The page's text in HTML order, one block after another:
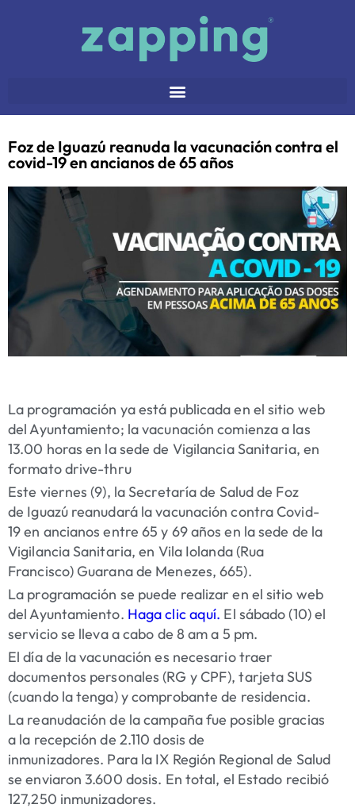
Foz de Iguazú reanuda la vacunación contra el
covid-19 en ancianos de 65 años
La programación ya está publicada en el sitio web
del Ayuntamiento; la vacunación comienza a las
13.00 horas en la sede de Vigilancia Sanitaria, en
formato drive-thru
Este viernes (9), la Secretaría de Salud de Foz
de Iguazú reanudará la vacunación contra Covid-
19 en ancianos entre 65 y 69 años en la sede de la
Vigilancia Sanitaria, en Vila Iolanda (Rua
Francisco) Guarana de Menezes, 665).
La programación se puede realizar en el sitio web
del Ayuntamiento. Haga clic aquí. El sábado (10) el
servicio se lleva a cabo de 8 am a 5 pm.
El día de la vacunación es necesario traer
documentos personales (RG y CPF), tarjeta SUS
(cuando la tenga) y comprobante de residencia.
La reanudación de la campaña fue posible gracias
a la recepción de 2.110 dosis de
inmunizadores. Para la IX Región Regional de Salud
se enviaron 3.600 dosis. En total, el Estado recibió
127,250 inmunizadores.